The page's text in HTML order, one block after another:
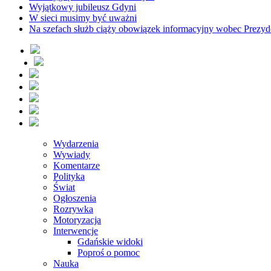
Wyjątkowy jubileusz Gdyni
W sieci musimy być uważni
Na szefach służb ciąży obowiązek informacyjny wobec
Wydarzenia
Wywiady
Komentarze
Polityka
Świat
Ogłoszenia
Rozrywka
Motoryzacja
Interwencje
Gdańskie widoki
Poproś o pomoc
Nauka